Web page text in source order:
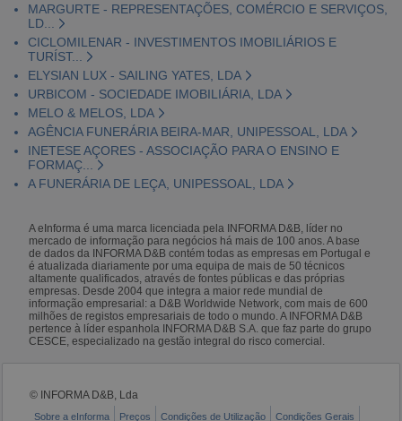
MARGURTE - REPRESENTAÇÕES, COMÉRCIO E SERVIÇOS,
LD...
CICLOMILENAR - INVESTIMENTOS IMOBILIÁRIOS E
TURÍST...
ELYSIAN LUX - SAILING YATES, LDA
URBICOM - SOCIEDADE IMOBILIÁRIA, LDA
MELO & MELOS, LDA
AGÊNCIA FUNERÁRIA BEIRA-MAR, UNIPESSOAL, LDA
INETESE AÇORES - ASSOCIAÇÃO PARA O ENSINO E
FORMAÇ...
A FUNERÁRIA DE LEÇA, UNIPESSOAL, LDA
A eInforma é uma marca licenciada pela INFORMA D&B, líder no
mercado de informação para negócios há mais de 100 anos. A base
de dados da INFORMA D&B contém todas as empresas em Portugal e
é atualizada diariamente por uma equipa de mais de 50 técnicos
altamente qualificados, através de fontes públicas e das próprias
empresas. Desde 2004 que integra a maior rede mundial de
informação empresarial: a D&B Worldwide Network, com mais de 600
milhões de registos empresariais de todo o mundo. A INFORMA D&B
pertence à líder espanhola INFORMA D&B S.A. que faz parte do grupo
CESCE, especializado na gestão integral do risco comercial.
© INFORMA D&B, Lda
Sobre a eInforma Preços Condições de Utilização Condições Gerais